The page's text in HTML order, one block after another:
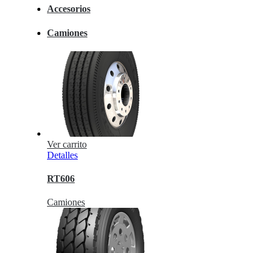
Accesorios
Camiones
Ver carrito
Detalles
RT606
Camiones